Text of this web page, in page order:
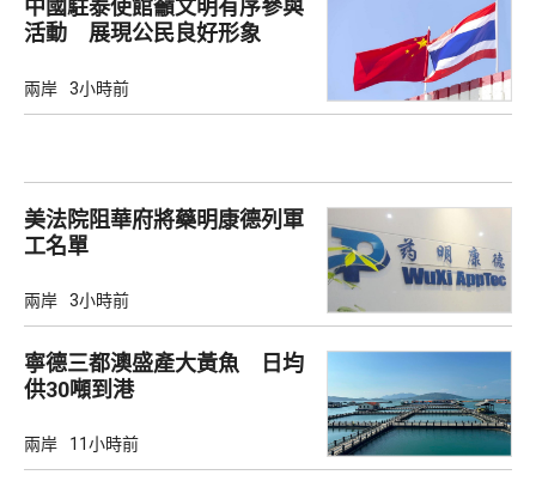
中國駐泰使館籲文明有序參與
活動 展現公民良好形象
兩岸 3小時前
美法院阻華府將藥明康德列軍
工名單
兩岸 3小時前
寧德三都澳盛產大黃魚 日均
供30噸到港
兩岸 11小時前